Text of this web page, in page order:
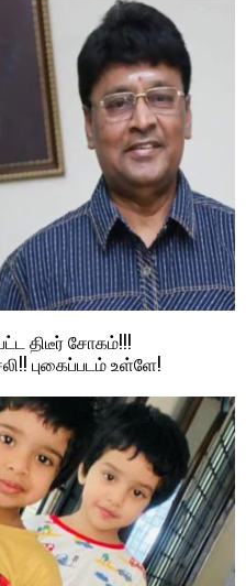
திடீர் சோகம்!!!
புகைப்படம் உள்ளே!